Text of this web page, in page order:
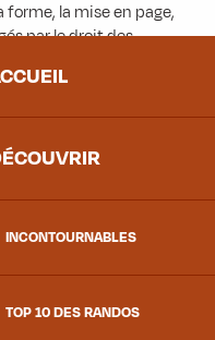
INCONTOURNABLES
TOP 10 DES RANDOS
la mise en page,
par le droit des
le droit des marques
être copiés ou
expresse de
ne respectant pas les
coupable du délit de
pénales prévues